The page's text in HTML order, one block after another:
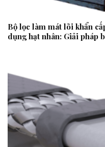
Bộ lọc làm mát lõi khẩn
dụng hạt nhân: Giải pháp